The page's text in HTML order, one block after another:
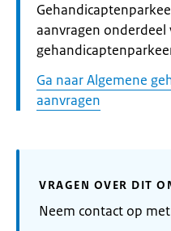
aanvragen onderdeel
Ga naar Algemene
aanvragen
VRAGEN OVER DIT
Neem contact op